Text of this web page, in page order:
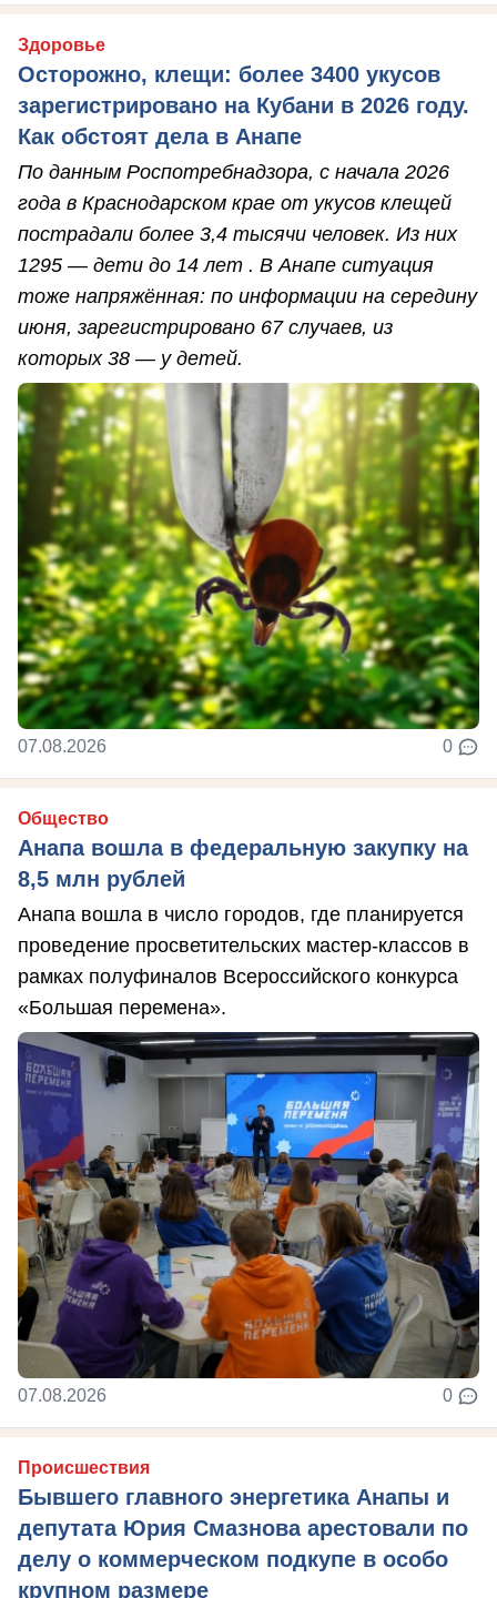
Здоровье
Осторожно, клещи: более 3400 укусов
зарегистрировано на Кубани в 2026 году.
Как обстоят дела в Анапе
По данным Роспотребнадзора, с начала 2026
года в Краснодарском крае от укусов клещей
пострадали более 3,4 тысячи человек. Из них
1295 — дети до 14 лет . В Анапе ситуация
тоже напряжённая: по информации на середину
июня, зарегистрировано 67 случаев, из
которых 38 — у детей.
07.08.2026 0
Общество
Анапа вошла в федеральную закупку на
8,5 млн рублей
Анапа вошла в число городов, где планируется
проведение просветительских мастер-классов в
рамках полуфиналов Всероссийского конкурса
«Большая перемена».
07.08.2026 0
Происшествия
Бывшего главного энергетика Анапы и
депутата Юрия Смазнова арестовали по
делу о коммерческом подкупе в особо
крупном размере